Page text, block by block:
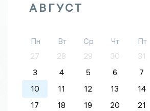
АВГУСТ
Пн Вт Ср Чт Пт
27
28 29 30 31
3
4 5 6 7
10
11 12 13 14
17
18 19 20 21